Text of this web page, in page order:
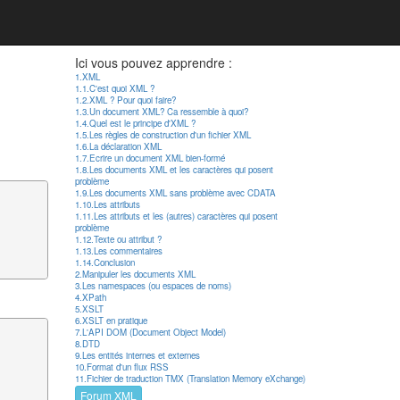
Ici vous pouvez apprendre :
1.XML
1.1.C'est quoi XML ?
1.2.XML ? Pour quoi faire?
1.3.Un document XML? Ca ressemble à quoi?
1.4.Quel est le principe d'XML ?
1.5.Les règles de construction d'un fichier XML
1.6.La déclaration XML
1.7.Ecrire un document XML bien-formé
1.8.Les documents XML et les caractères qui posent
problème
1.9.Les documents XML sans problème avec CDATA
1.10.Les attributs
1.11.Les attributs et les (autres) caractères qui posent
problème
1.12.Texte ou attribut ?
1.13.Les commentaires
1.14.Conclusion
2.Manipuler les documents XML
3.Les namespaces (ou espaces de noms)
4.XPath
5.XSLT
6.XSLT en pratique
7.L'API DOM (Document Object Model)
8.DTD
9.Les entités internes et externes
10.Format d'un flux RSS
11.Fichier de traduction TMX (Translation Memory eXchange)
Forum XML